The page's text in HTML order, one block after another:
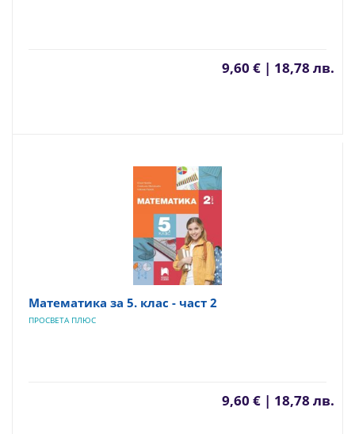
9,60 € | 18,78 лв.
Математика за 5. клас - част 2
ПРОСВЕТА ПЛЮС
9,60 € | 18,78 лв.